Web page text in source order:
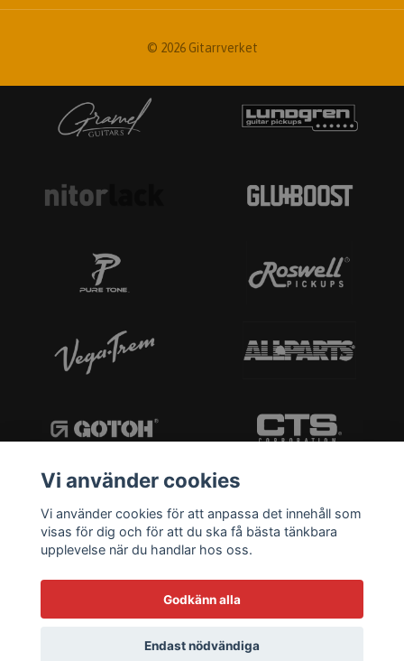
© 2026 Gitarrverket
Vi använder cookies
Vi använder cookies för att anpassa det innehåll som
visas för dig och för att du ska få bästa tänkbara
upplevelse när du handlar hos oss.
Godkänn alla
Endast nödvändiga